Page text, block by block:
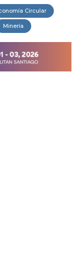
Circular
Minería